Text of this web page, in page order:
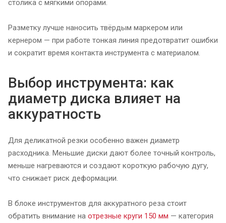
столика с мягкими опорами.
Разметку лучше наносить твёрдым маркером или
кернером — при работе тонкая линия предотвратит ошибки
и сократит время контакта инструмента с материалом.
Выбор инструмента: как
диаметр диска влияет на
аккуратность
Для деликатной резки особенно важен диаметр
расходника. Меньшие диски дают более точный контроль,
меньше нагреваются и создают короткую рабочую дугу,
что снижает риск деформации.
В блоке инструментов для аккуратного реза стоит
обратить внимание на отрезные круги 150 мм — категория